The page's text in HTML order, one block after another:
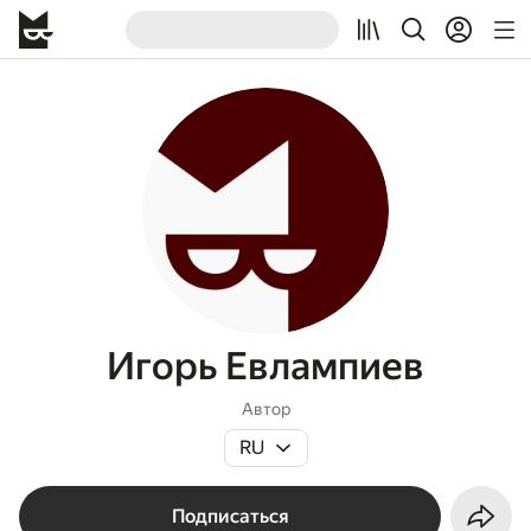
Игорь Евлампиев
Автор
RU
Подписаться